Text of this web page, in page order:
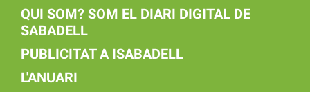
QUI SOM? SOM EL DIARI DIGITAL DE
SABADELL
PUBLICITAT A ISABADELL
L'ANUARI